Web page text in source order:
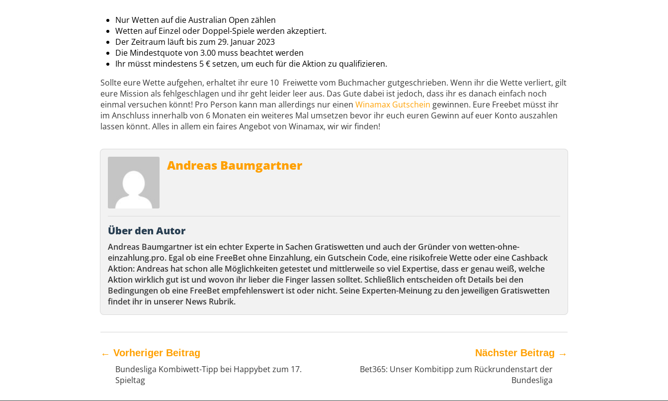
Nur Wetten auf die Australian Open zählen
Wetten auf Einzel oder Doppel-Spiele werden akzeptiert.
Der Zeitraum läuft bis zum 29. Januar 2023
Die Mindestquote von 3.00 muss beachtet werden
Ihr müsst mindestens 5 € setzen, um euch für die Aktion zu qualifizieren.
Sollte eure Wette aufgehen, erhaltet ihr eure 10 Freiwette vom Buchmacher gutgeschrieben. Wenn ihr die Wette verliert, gilt
eure Mission als fehlgeschlagen und ihr geht leider leer aus. Das Gute dabei ist jedoch, dass ihr es danach einfach noch
einmal versuchen könnt! Pro Person kann man allerdings nur einen Winamax Gutschein gewinnen. Eure Freebet müsst ihr
im Anschluss innerhalb von 6 Monaten ein weiteres Mal umsetzen bevor ihr euch euren Gewinn auf euer Konto auszahlen
lassen könnt. Alles in allem ein faires Angebot von Winamax, wir wir finden!
Andreas Baumgartner
Über den Autor
Andreas Baumgartner ist ein echter Experte in Sachen Gratiswetten und auch der Gründer von wetten-ohne-
einzahlung.pro. Egal ob eine FreeBet ohne Einzahlung, ein Gutschein Code, eine risikofreie Wette oder eine Cashback
Aktion: Andreas hat schon alle Möglichkeiten getestet und mittlerweile so viel Expertise, dass er genau weiß, welche
Aktion wirklich gut ist und wovon ihr lieber die Finger lassen solltet. Schließlich entscheiden oft Details bei den
Bedingungen ob eine FreeBet empfehlenswert ist oder nicht. Seine Experten-Meinung zu den jeweiligen Gratiswetten
findet ihr in unserer News Rubrik.
Nächster Beitrag →
Bet365: Unser Kombitipp zum Rückrundenstart der
Bundesliga
← Vorheriger Beitrag
Bundesliga Kombiwett-Tipp bei Happybet zum 17.
Spieltag